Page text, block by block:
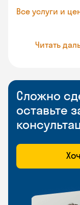
Все услуги и
Читать
Сложно
оставьте